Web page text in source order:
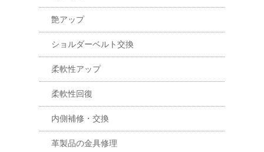
艶アップ
ショルダーベルト交換
柔軟性アップ
柔軟性回復
内側補修・交換
革製品の金具修理